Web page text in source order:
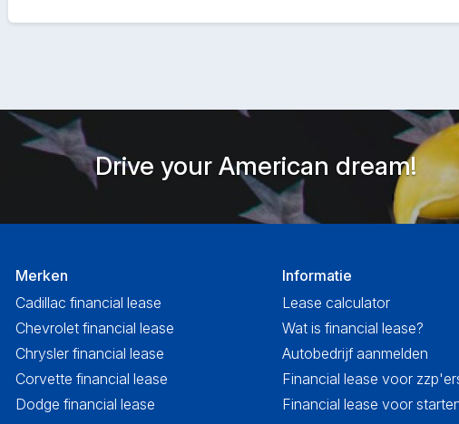
Drive your American dream!
Merken
Cadillac financial lease
Chevrolet financial lease
Chrysler financial lease
Corvette financial lease
Dodge financial lease
Informatie
Lease calculator
Wat is financial lease?
Autobedrijf aanmelden
Financial lease voor
Financial lease voor